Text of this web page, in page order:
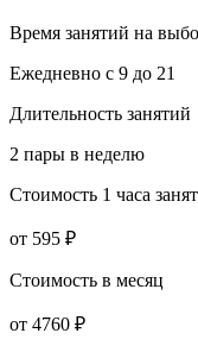
Время занятий на
Ежедневно с 9 до 21
Длительность занятий
2 пары в неделю
Стоимость 1 часа
от 595 ₽
Стоимость в месяц
от 4760 ₽